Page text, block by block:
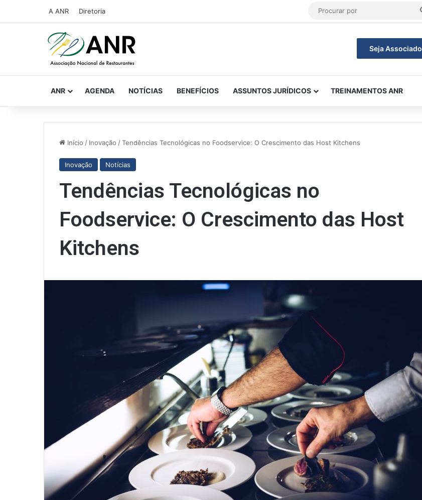
A ANR Diretoria
Seja Associado
ANR AGENDA NOTÍCIAS BENEFÍCIOS ASSUNTOS JURÍDICOS TREINAMENTOS ANR
Início / Inovação /Tendências Tecnológicas no Foodservice: O Crescimento das Host Kitchens
Inovação Notícias
Tendências Tecnológicas no
Foodservice: O Crescimento das Host
Kitchens